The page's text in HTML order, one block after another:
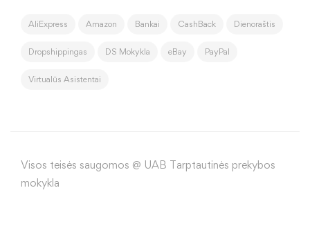
AliExpress Amazon Bankai CashBack Dienoraštis
Dropshippingas DS Mokykla eBay PayPal
Virtualūs Asistentai
Visos teisės saugomos @ UAB Tarptautinės prekybos
mokykla